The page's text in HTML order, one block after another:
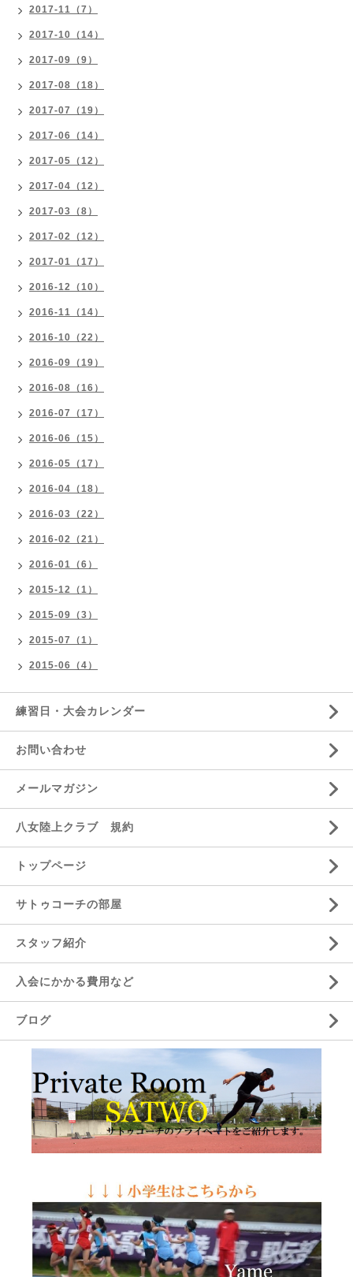
2017-11（7）
2017-10（14）
2017-09（9）
2017-08（18）
2017-07（19）
2017-06（14）
2017-05（12）
2017-04（12）
2017-03（8）
2017-02（12）
2017-01（17）
2016-12（10）
2016-11（14）
2016-10（22）
2016-09（19）
2016-08（16）
2016-07（17）
2016-06（15）
2016-05（17）
2016-04（18）
2016-03（22）
2016-02（21）
2016-01（6）
2015-12（1）
2015-09（3）
2015-07（1）
2015-06（4）
練習日・大会カレンダー
お問い合わせ
メールマガジン
八女陸上クラブ 規約
トップページ
サトゥコーチの部屋
スタッフ紹介
入会にかかる費用など
ブログ